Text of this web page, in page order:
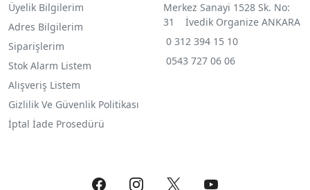
Üyelik Bilgilerim
Adres Bilgilerim
Siparişlerim
Stok Alarm Listem
Alışveriş Listem
Gizlilik Ve Güvenlik Politikası
İptal İade Prosedürü
Merkez Sanayi 1528 Sk. No:
31 İvedik Organize ANKARA
0 312 394 15 10
0543 727 06 06